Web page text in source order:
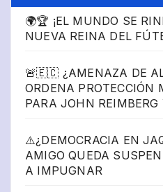
🌍🏆 ¡EL MUNDO SE
NUEVA REINA DEL
🚨🇪🇨 ¿AMENAZA DE
ORDENA PROTECCIÓN
PARA JOHN
⚠️¿DEMOCRACIA EN
AMIGO QUEDA
A IMPUGNAR